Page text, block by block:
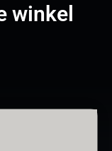
winkel